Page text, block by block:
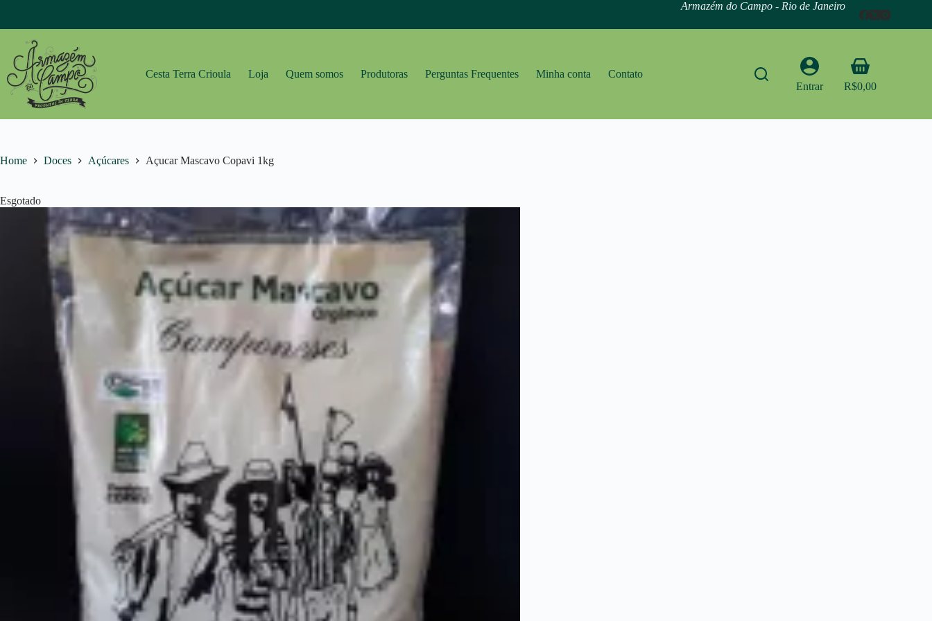
o
conteúdo
Armazém do Campo - Rio de Janeiro
Cesta Terra Crioula Loja Quem somos Produtoras Perguntas Frequentes Minha conta
Contato
Entrar
Carrinho
R$0,00
Home Doces Açúcares Açucar Mascavo Copavi 1kg
Esgotado